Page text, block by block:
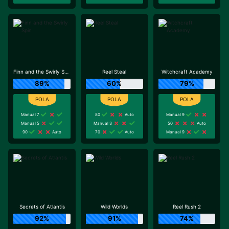
Finn and the Swirly Spin
89%
Manual 7
Manual 5
90
Auto
Reel Steal
60%
80
Auto
Manual 3
70
Auto
Witchcraft Academy
79%
Manual 9
50
Auto
Manual 9
Secrets of Atlantis
92%
Wild Worlds
91%
Reel Rush 2
74%